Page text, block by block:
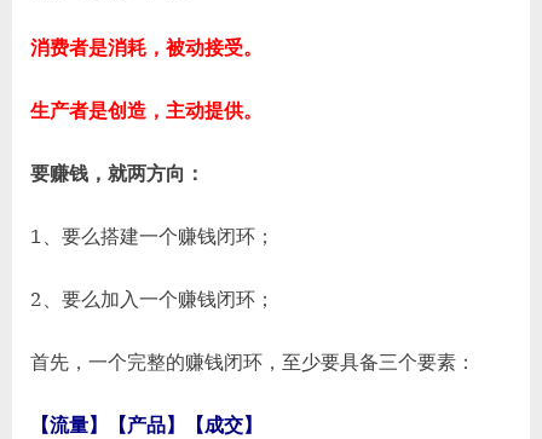
消费者是消耗，被动接受。
生产者是创造，主动提供。
要赚钱，就两方向：
1、要么搭建一个赚钱闭环；
2、要么加入一个赚钱闭环；
首先，一个完整的赚钱闭环，至少要具备三个要素：
【流量】【产品】【成交】